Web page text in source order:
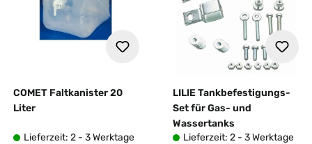
COMET Faltkanister 20
Liter
Lieferzeit: 2 - 3 Werktage
LILIE Tankbefestigungs-
Set für Gas- und
Wassertanks
Lieferzeit: 2 - 3 Werktage